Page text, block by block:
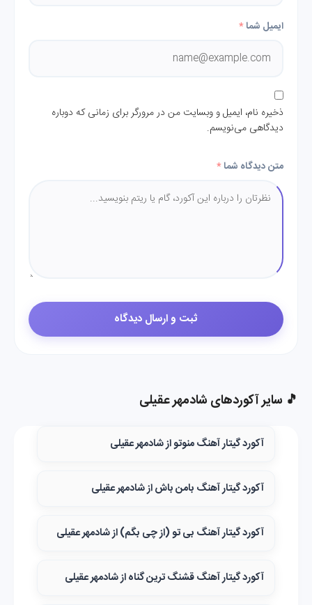
ایمیل شما*
ذخیره نام، ایمیل و وبسایت من در مرورگر برای زمانی که دوباره
دیدگاهی می‌نویسم.
متن دیدگاه شما*
🎵 سایر آکوردهای شادمهر عقیلی
آکورد گیتار آهنگ منوتو از شادمهر عقیلی
آکورد گیتار آهنگ بامن باش از شادمهر عقیلی
آکورد گیتار آهنگ بی تو (از چی بگم) از شادمهر عقیلی
آکورد گیتار آهنگ قشنگ‌ ترین گناه از شادمهر عقیلی